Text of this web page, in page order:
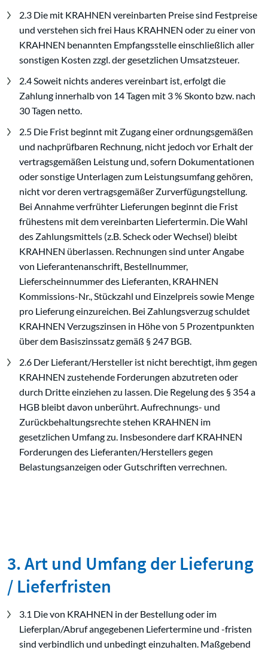
2.3 Die mit KRAHNEN vereinbarten Preise sind Festpreise
und verstehen sich frei Haus KRAHNEN oder zu einer von
KRAHNEN benannten Empfangsstelle einschließlich aller
sonstigen Kosten zzgl. der gesetzlichen Umsatzsteuer.
2.4 Soweit nichts anderes vereinbart ist, erfolgt die
Zahlung innerhalb von 14 Tagen mit 3 % Skonto bzw. nach
30 Tagen netto.
2.5 Die Frist beginnt mit Zugang einer ordnungsgemäßen
und nachprüfbaren Rechnung, nicht jedoch vor Erhalt der
vertragsgemäßen Leistung und, sofern Dokumentationen
oder sonstige Unterlagen zum Leistungsumfang gehören,
nicht vor deren vertragsgemäßer Zurverfügungstellung.
Bei Annahme verfrühter Lieferungen beginnt die Frist
frühestens mit dem vereinbarten Liefertermin. Die Wahl
des Zahlungsmittels (z.B. Scheck oder Wechsel) bleibt
KRAHNEN überlassen. Rechnungen sind unter Angabe
von Lieferantenanschrift, Bestellnummer,
Lieferscheinnummer des Lieferanten, KRAHNEN
Kommissions-Nr., Stückzahl und Einzelpreis sowie Menge
pro Lieferung einzureichen. Bei Zahlungsverzug schuldet
KRAHNEN Verzugszinsen in Höhe von 5 Prozentpunkten
über dem Basiszinssatz gemäß § 247 BGB.
2.6 Der Lieferant/Hersteller ist nicht berechtigt, ihm gegen
KRAHNEN zustehende Forderungen abzutreten oder
durch Dritte einziehen zu lassen. Die Regelung des § 354 a
HGB bleibt davon unberührt. Aufrechnungs- und
Zurückbehaltungsrechte stehen KRAHNEN im
gesetzlichen Umfang zu. Insbesondere darf KRAHNEN
Forderungen des Lieferanten/Herstellers gegen
Belastungsanzeigen oder Gutschriften verrechnen.
3. Art und Umfang der Lieferung
/ Lieferfristen
3.1 Die von KRAHNEN in der Bestellung oder im
Lieferplan/Abruf angegebenen Liefertermine und -fristen
sind verbindlich und unbedingt einzuhalten. Maßgebend